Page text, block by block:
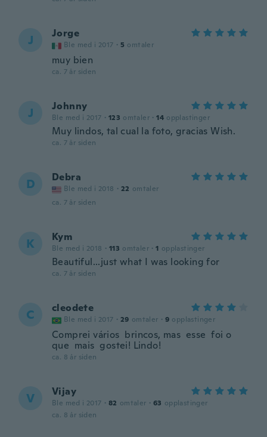
J Jorge
Ble med i 2017 · 5 omtaler
muy bien
ca. 7 år siden
J Johnny
Ble med i 2017 · 123 omtaler · 14 opplastinger
Muy lindos, tal cual la foto, gracias Wish.
ca. 7 år siden
D Debra
Ble med i 2018 · 22 omtaler
ca. 7 år siden
K Kym
Ble med i 2018 · 113 omtaler · 1 opplastinger
Beautiful...just what I was looking for
ca. 7 år siden
C cleodete
Ble med i 2017 · 29 omtaler · 9 opplastinger
Comprei vários brincos, mas esse foi o
que mais gostei! Lindo!
ca. 8 år siden
V Vijay
Ble med i 2017 · 82 omtaler · 63 opplastinger
ca. 8 år siden